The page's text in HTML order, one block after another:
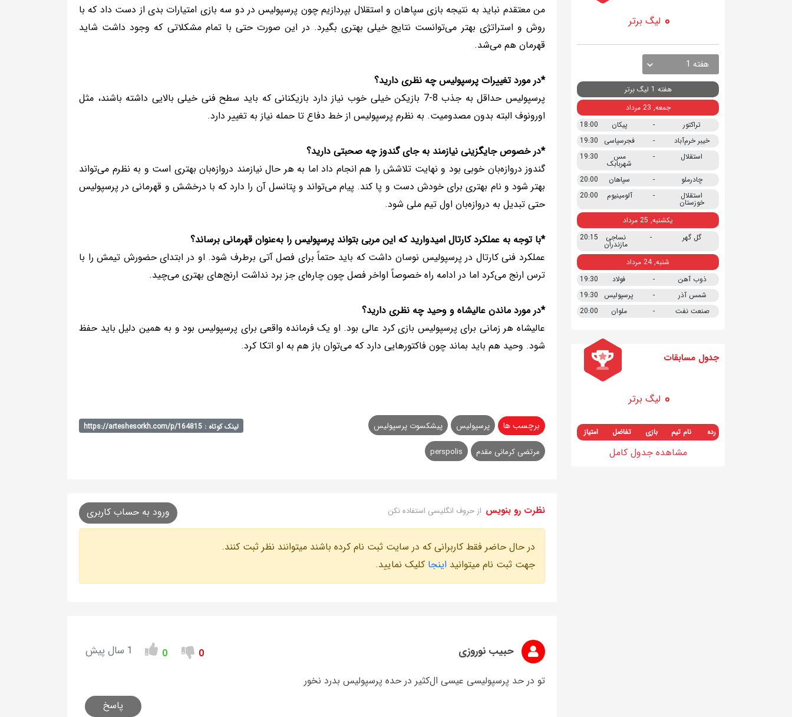
من معتقدم نباید به نتیجه بازی سپاهان و استقلال بپردازیم چون پرسپولیس در دو سه بازی امتیارات بدی از دست داد که با
روش و استراتژی بهتر می‌توانست نتایج خیلی بهتری بگیرد. در این صورت حتی با تمام مشکلاتی که وجود داشت شاید
قهرمان هم می‌شد.
*در مورد تغییرات پرسپولیس چه نظری دارید؟
پرسپولیس حداقل به جذب 8-7 بازیکن خیلی خوب نیاز دارد بازیکنانی که باید سطح فنی خیلی بالایی داشته باشند، مثل
اورونوف البته بدون مصدومیت. به نظرم پرسپولیس از خط دفاع تا حمله نیاز به تغییر دارد.
*در خصوص جایگزینی نیازمند به جای گندوز چه صحبتی دارید؟
گندوز دروازه‌بان خوبی بود و نهایت تلاشش را هم انجام داد اما به هر حال نیازمند دروازه‌بان بهتری است و به نظرم می‌تواند
بهتر شود و نام بهتری برای خودش دست و پا کند. پیام می‌تواند و پتانسل آن را دارد که با درخشش و قهرمانی در پرسپولیس
حتی تبدیل به دروازه‌بان اول تیم ملی شود.
*با توجه به عملکرد کارتال امیدوارید که این مربی بتواند پرسپولیس را به‌عنوان قهرمانی برساند؟
عملکرد فنی کارتال در پرسپولیس نوسان داشت که باید حتماً برای فصل آتی برطرف شود. او در ابتدای حضورش تیمش را با
ترس ارنج می‌کرد اما در ادامه راه خصوصاً اواخر فصل چون چاره‌ای جز برد نداشت ارنج‌های بهتری می‌چید.
*در مورد ماندن عالیشاه و وحید چه نظری دارید؟
عالیشاه هر زمانی برای پرسپولیس بازی کرد عالی بود. او یک فرمانده واقعی برای پرسپولیس بود و به همین دلیل باید حفظ
شود. وحید هم باید بماند چون فاکتورهایی دارد که می‌توان باز هم به او اتکا کرد.
برچسب ها پرسپولیس پیشکسوت پرسپولیس
مرتضی کرمانی مقدم perspolis
لینک کوتاه : https://arteshesorkh.com/p/164815
نظرت رو بنویس از حروف انگلیسی استفاده نکن ورود به حساب کاربری
در حال حاضر فقط کاربرانی که در سایت ثبت نام کرده باشند میتوانند نظر ثبت کنند.
جهت ثبت نام میتوانید اینجا کلیک نمایید.
حبیب نوروزی 0
0 1 سال پیش
تو در حد پرسپولیسی عیسی ال‌کثیر در حده پرسپولیس بدرد نخور
پاسخ
لیگ برتر
هفته 1
هفته 1 لیگ برتر
جمعه, 23 مرداد
تراکتور
- پیکان
18:00
خیبر خرم‌آباد
- فجرسپاسی
19:30
استقلال
- مس
شهربابک
19:30
چادرملو - سپاهان
20:00
استقلال
خوزستان
- آلومینیوم 20:00
یکشنبه, 25 مرداد
گل گهر
- نساجی
مازندران
20:15
شنبه, 24 مرداد
ذوب آهن
- فولاد
19:30
شمس آذر
- پرسپولیس
19:30
صنعت نفت
- ملوان 20:00
جدول مسابقات
لیگ برتر
رده نام تیم بازی تفاضل امتیاز
مشاهده جدول کامل